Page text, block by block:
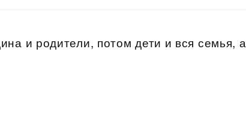
и родители, потом дети и вся семья, а